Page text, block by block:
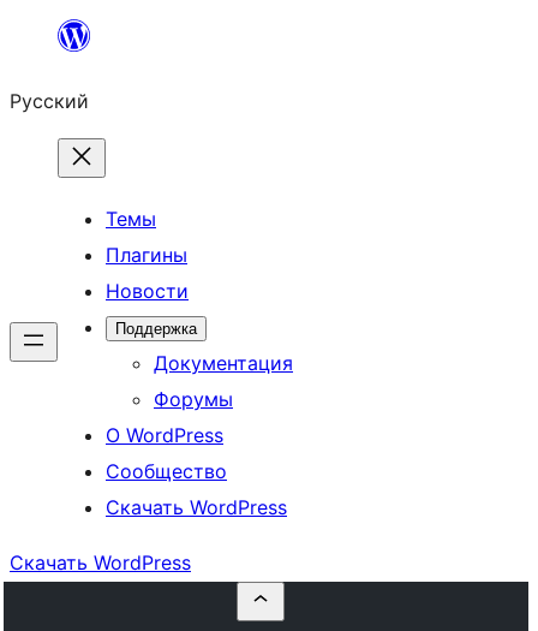
Перейти
содержимому
Русский
Темы
Плагины
Новости
Поддержка
Документация
Форумы
О WordPress
Сообщество
Скачать WordPress
Скачать WordPress